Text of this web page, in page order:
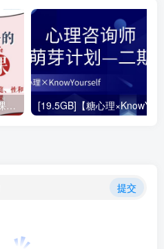
李银河说爱情《50堂课爱情课：讲透婚姻，家庭，性和自我的社会学课（完整50讲音频）》
提交